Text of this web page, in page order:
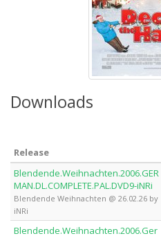
Downloads
Release
Blendende.Weihnachten.2006.GER
MAN.DL.COMPLETE.PAL.DVD9-iNRi
Blendende Weihnachten @ 26.02.26 by
iNRi
Blendende.Weihnachten.2006.Ger